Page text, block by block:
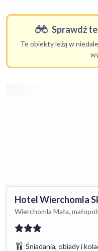
Sprawdź
Te obiekty leżą w
Hotel Wierchomla
Wierchomla Mała,
Śniadania, obiady i